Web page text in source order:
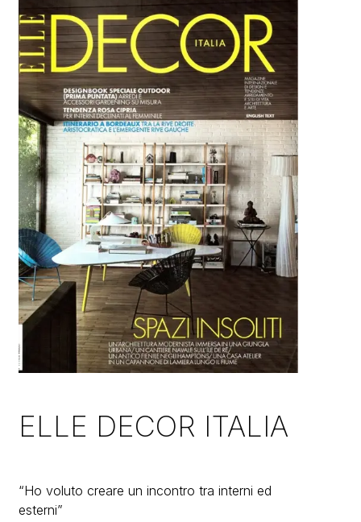
ELLE DECOR ITALIA
“Ho voluto creare un incontro tra interni ed
esterni”